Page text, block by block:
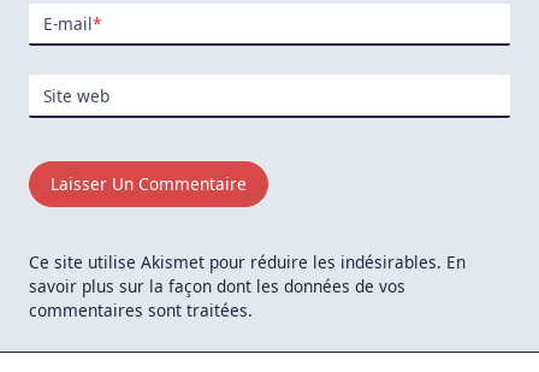
E-mail*
Site web
Ce site utilise Akismet pour réduire les indésirables. En
savoir plus sur la façon dont les données de vos
commentaires sont traitées.